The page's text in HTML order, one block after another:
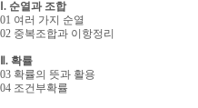
Ⅰ. 순열과 조합
01 여러 가지 순열
02 중복조합과 이항정리
Ⅱ. 확률
03 확률의 뜻과 활용
04 조건부확률